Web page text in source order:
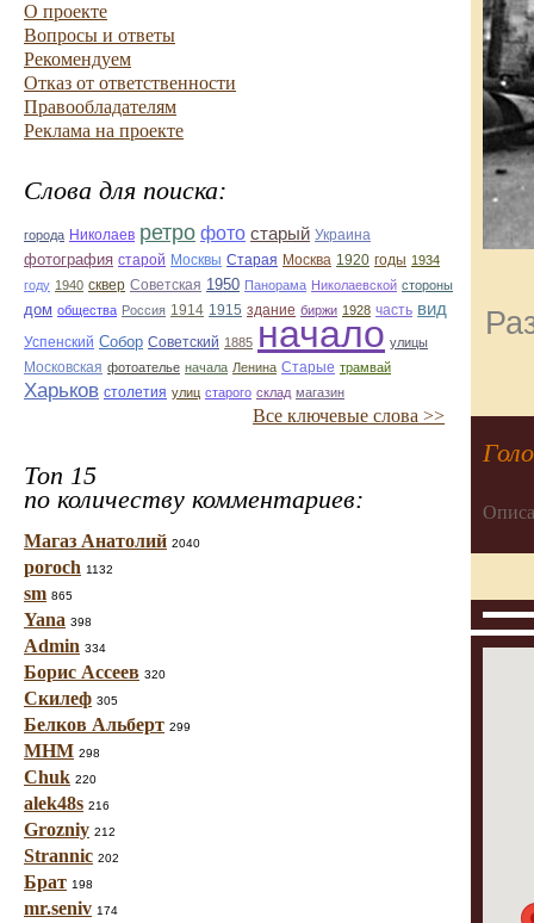
О проекте
Вопросы и ответы
Рекомендуем
Отказ от ответственности
Правообладателям
Реклама на проекте
Слова для поиска:
города Николаев ретро фото старый Украина
фотография старой Москвы Старая Москва 1920 годы 1934
году 1940 сквер Советская 1950 Панорама Николаевской стороны
дом общества Россия 1914 1915 здание биржи 1928 часть вид
Успенский Собор Советский 1885 начало улицы
Московская фотоателье начала Ленина Старые трамвай
Харьков столетия улиц старого склад магазин
Все ключевые слова >>
Топ 15
по количеству комментариев:
Магаз Анатолий 2040
poroch 1132
sm 865
Yana 398
Admin 334
Борис Ассеев 320
Скилеф 305
Белков Альберт 299
МНМ 298
Chuk 220
alek48s 216
Grozniy 212
Strannic 202
Брат 198
mr.seniv 174